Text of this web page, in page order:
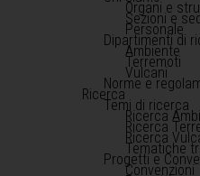
Organi e
Sezioni e
Personale
Dipartimenti di
Ambiente
Terremoti
Vulcani
Norme e
Ricerca
Temi di ricerca
Ricerca
Ricerca
Ricerca
Tematiche
Progetti e
Convenzioni